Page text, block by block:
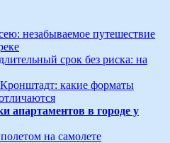
незабываемое путешествие
срок без риска: на
какие форматы
апартаментов в городе у
на самолете